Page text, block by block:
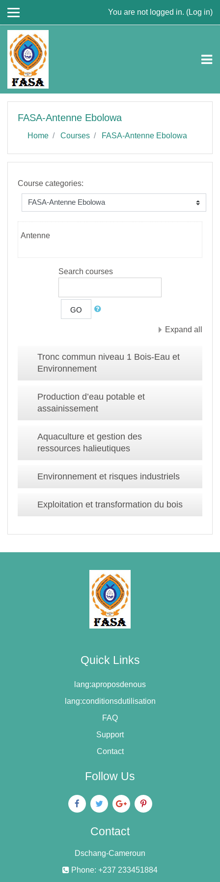
You are not logged in. (Log in)
FASA-Antenne Ebolowa
Home Courses FASA-Antenne Ebolowa
Course categories:
Antenne
Search courses
GO
Expand all
Tronc commun niveau 1 Bois-Eau et
Environnement
Production d’eau potable et
assainissement
Aquaculture et gestion des
ressources halieutiques
Environnement et risques industriels
Exploitation et transformation du bois
Quick Links
lang:aproposdenous
lang:conditionsdutilisation
FAQ
Support
Contact
Follow Us
Contact
Dschang-Cameroun
Phone: +237 233451884